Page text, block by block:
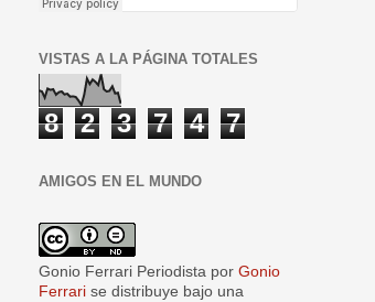
VISTAS A LA PÁGINA TOTALES
8 2 3 7 4 7
AMIGOS EN EL MUNDO
Gonio Ferrari Periodista por Gonio
Ferrari se distribuye bajo una